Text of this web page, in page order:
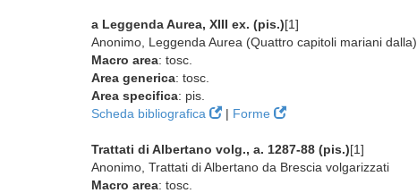
a Leggenda Aurea, XIII ex. (pis.)[1]
Anonimo, Leggenda Aurea (Quattro capitoli mariani dalla)
Macro area: tosc.
Area generica: tosc.
Area specifica: pis.
Scheda bibliografica
| Forme
Trattati di Albertano volg., a. 1287-88 (pis.)[1]
Anonimo, Trattati di Albertano da Brescia volgarizzati
Macro area: tosc.